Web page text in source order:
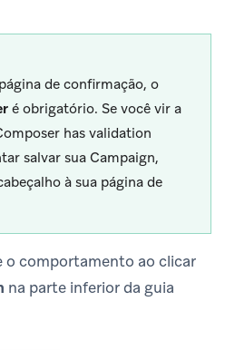
de confirmação, o
é obrigatório. Se você vir a
has validation
salvar sua Campaign,
à sua página de
comportamento ao clicar
na parte inferior da guia